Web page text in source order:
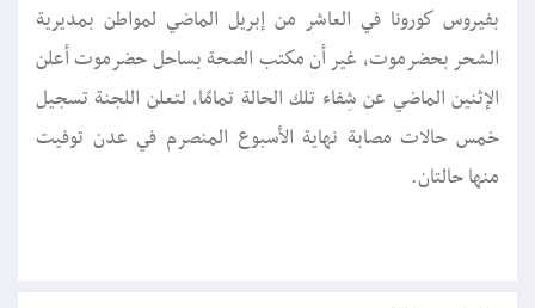
بفيروس كورونا في العاشر من إبريل الماضي لمواطن بمديرية
الشحر بحضرموت، غير أن مكتب الصحة بساحل حضرموت أعلن
الإثنين الماضي عن شِفاء تلك الحالة تمامًا، لتعلن اللجنة تسجيل
خمس حالات مصابة نهاية الأسبوع المنصرم في عدن توفيت
منها حالتان.